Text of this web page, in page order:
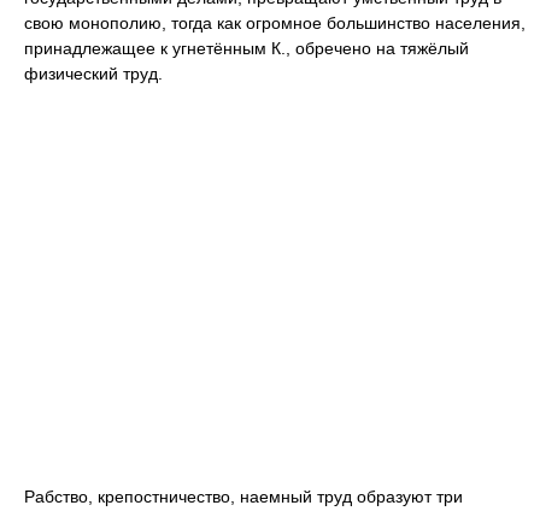
свою монополию, тогда как огромное большинство населения,
принадлежащее к угнетённым К., обречено на тяжёлый
физический труд.
Рабство, крепостничество, наемный труд образуют три